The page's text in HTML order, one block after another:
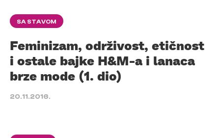
SA STAVOM
Feminizam, održivost, etičnost
i ostale bajke H&M-a i lanaca
brze mode (1. dio)
20.11.2016.